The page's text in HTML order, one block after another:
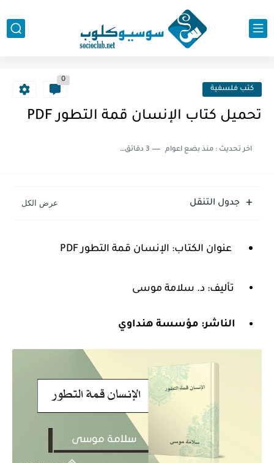
كتب فلسفية
0
تحميل كتاب الإنسان قمة التطور PDF
اخر تحديث :منذ بضع اعوام 3 دقائق للقراءة
جدول التنقل
عنوان الكتاب: الإنسان قمة التطور PDF
تأليف: د. سلامة موسى
الناشر: مؤسسة هنداوي